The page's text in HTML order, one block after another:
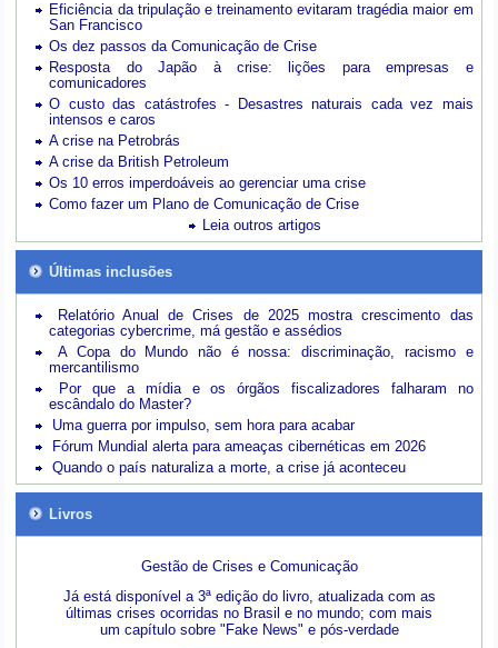
Eficiência da tripulação e treinamento evitaram tragédia maior em
San Francisco
Os dez passos da Comunicação de Crise
Resposta do Japão à crise: lições para empresas e
comunicadores
O custo das catástrofes -
Desastres naturais cada vez mais
intensos e caros
A crise na Petrobrás
A crise da British Petroleum
Os 10 erros imperdoáveis ao gerenciar uma crise
Como fazer um Plano de Comunicação de Crise
Leia outros artigos
Últimas inclusões
Relatório Anual de Crises de 2025 mostra crescimento das
categorias cybercrime, má gestão e assédios
A Copa do Mundo não é nossa: discriminação, racismo e
mercantilismo
Por que a mídia e os órgãos fiscalizadores falharam no
escândalo do Master?
Uma guerra por impulso, sem hora para acabar
Fórum Mundial alerta para ameaças cibernéticas em 2026
Quando o país naturaliza a morte, a crise já aconteceu
Livros
Gestão de Crises e Comunicação
Já está disponível a 3ª edição do livro, atualizada com as
últimas crises ocorridas no Brasil e no mundo; com mais
um capítulo sobre "Fake News" e pós-verdade